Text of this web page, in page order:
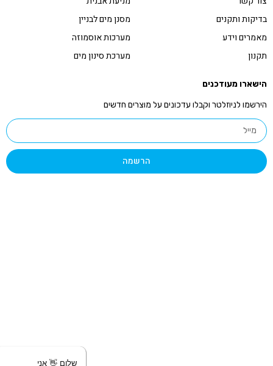
ותקנים
וידע
מסנן מים לבניין
מערכות אוסמוזה
מערכת סינון מים
מעודכנים
לניוזלטר וקבלו עדכונים על מוצרים חדשים
הרשמה
שלום 👋 אני